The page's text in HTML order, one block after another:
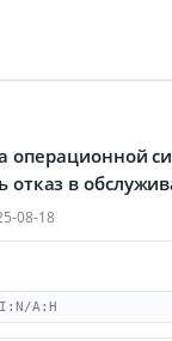
операционной
в
08-18
A:H